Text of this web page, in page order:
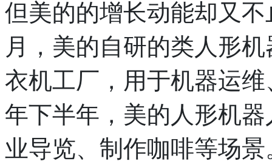
但美的的增长动能却又
月，美的自研的类人形
衣机工厂，用于机器运
年下半年，美的人形机
业导览、制作咖啡等场景